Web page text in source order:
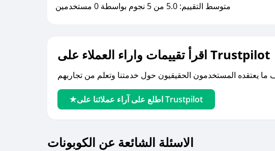
متوسط التقييم: 5.0 من 5 نجوم بواسطة 0 مستخدمين
اقرأ تقييمات واراء العملاء على Trustpilot
اطلع على آراء عملائنا على Trustpilot
الاسئلة الشائعة عن الكوبونات